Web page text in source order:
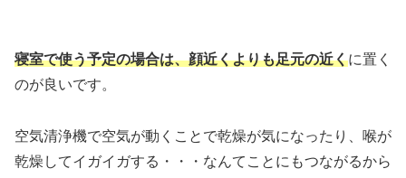
寝室で使う予定の場合は、顔近くよりも足元の近くに置く
のが良いです。
空気清浄機で空気が動くことで乾燥が気になったり、喉が
乾燥してイガイガする・・・なんてことにもつながるから